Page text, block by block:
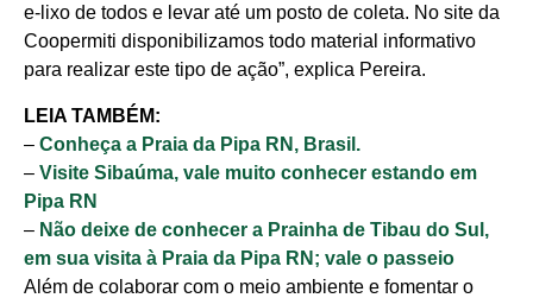
e-lixo de todos e levar até um posto de coleta. No site da
Coopermiti disponibilizamos todo material informativo
para realizar este tipo de ação”, explica Pereira.
LEIA TAMBÉM:
– Conheça a Praia da Pipa RN, Brasil.
– Visite Sibaúma, vale muito conhecer estando em
Pipa RN
– Não deixe de conhecer a Prainha de Tibau do Sul,
em sua visita à Praia da Pipa RN; vale o passeio
Além de colaborar com o meio ambiente e fomentar o